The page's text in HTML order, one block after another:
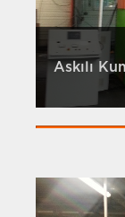
Askılı